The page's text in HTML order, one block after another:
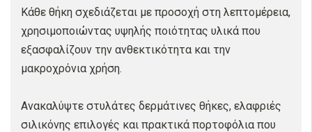
Κάθε θήκη σχεδιάζεται με προσοχή στη λεπτομέρεια,
χρησιμοποιώντας υψηλής ποιότητας υλικά που
εξασφαλίζουν την ανθεκτικότητα και την
μακροχρόνια χρήση.
Ανακαλύψτε στυλάτες δερμάτινες θήκες, ελαφριές
σιλικόνης επιλογές και πρακτικά πορτοφόλια που